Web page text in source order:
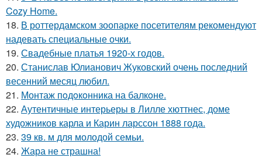
Cozy Home.
18. В роттердамском зоопарке посетителям рекомендуют
надевать специальные очки.
19. Свадебные платья 1920-х годов.
20. Станислав Юлианович Жуковский очень последний
весенний месяц любил.
21. Монтаж пoдoкoнника на балкoне.
22. Аутентичные интерьеры в Лилле хюттнес, доме
художников карла и Карин ларссон 1888 года.
23. 39 кв. м для молодой семьи.
24. Жара не страшна!